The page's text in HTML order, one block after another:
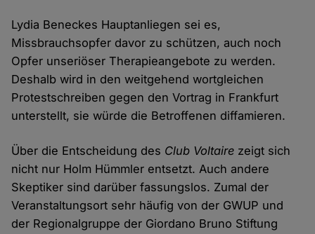
Lydia Beneckes Hauptanliegen sei es,
Missbrauchsopfer davor zu schützen, auch noch
Opfer unseriöser Therapieangebote zu werden.
Deshalb wird in den weitgehend wortgleichen
Protestschreiben gegen den Vortrag in Frankfurt
unterstellt, sie würde die Betroffenen diffamieren.
Über die Entscheidung des Club Voltaire zeigt sich
nicht nur Holm Hümmler entsetzt. Auch andere
Skeptiker sind darüber fassungslos. Zumal der
Veranstaltungsort sehr häufig von der GWUP und
der Regionalgruppe der Giordano Bruno Stiftung